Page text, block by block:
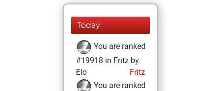
Today
You are ranked
#19918 in Fritz by
Elo
Fritz
You are ranked